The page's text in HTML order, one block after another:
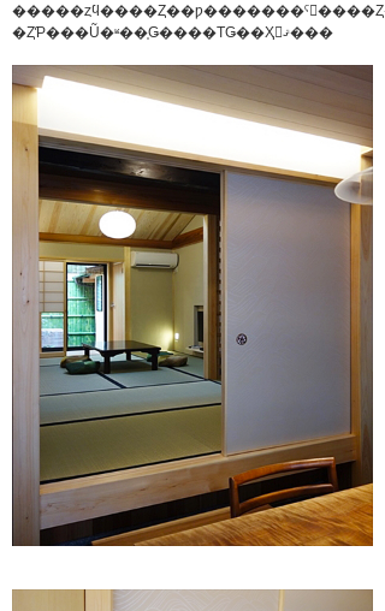
�ȤƤ���Ũ�ʶ��֤Ǥ����ΤǤ��Ҳ𤷤ޤ���